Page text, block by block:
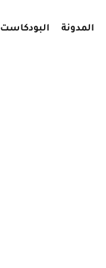
المدونة البودكاست